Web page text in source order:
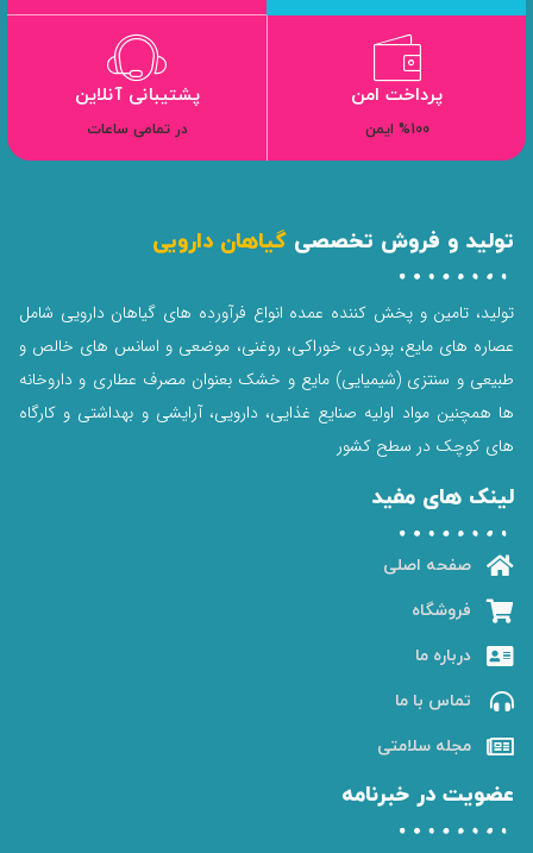
پرداخت امن
%100 ایمن
پشتیبانی آنلاین
در تمامی ساعات
تولید و فروش تخصصی گیاهان دارویی
تولید، تامین و پخش کننده عمده انواع فرآورده های گیاهان دارویی شامل
عصاره های مایع، پودری، خوراکی، روغنی، موضعی و اسانس های خالص و
طبیعی و سنتزی (شیمیایی) مایع و خشک بعنوان مصرف عطاری و داروخانه
ها همچنین مواد اولیه صنایع غذایی، دارویی، آرایشی و بهداشتی و کارگاه
های کوچک در سطح کشور
لینک های مفید
صفحه اصلی
فروشگاه
درباره ما
تماس با ما
مجله سلامتی
عضویت در خبرنامه